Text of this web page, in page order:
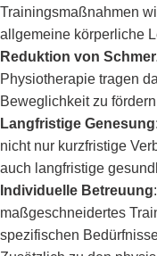
Trainingsmaßnahmen
allgemeine körperliche
Reduktion von
Physiotherapie tragen
Beweglichkeit zu
Langfristige Genesung
nicht nur kurzfristige
auch langfristige
Individuelle Betreuung
maßgeschneidertes
spezifischen